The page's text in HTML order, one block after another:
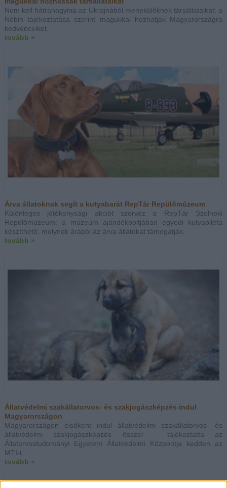
Nem kell hátrahagynia az Ukrajnából menekülőknek társállataikat: a
Nébih tájékoztatása szerint magukkal hozhatják Magyarországra
kedvenceiket.
tovább »
Árva állatoknak segít a kutyabarát RepTár Repülőmúzeum
Különleges jótékonysági akciót szervez a RepTár Szolnoki
Repülőmúzeum: a múzeum ajándékboltjában egyedi kutyabiléta
készíthető, melynek árából az árva állatokat támogatják.
tovább »
Állatvédelmi szakállatorvos- és szakjogászképzés indul
Magyarországon
Magyarországon elsőként indul állatvédelmi szakállatorvos- és
állatvédelmi szakjogászképzés ősszel - tájékoztatta az
Állatorvostudományi Egyetem Állatvédelmi Központja kedden az
MTI-t.
tovább »